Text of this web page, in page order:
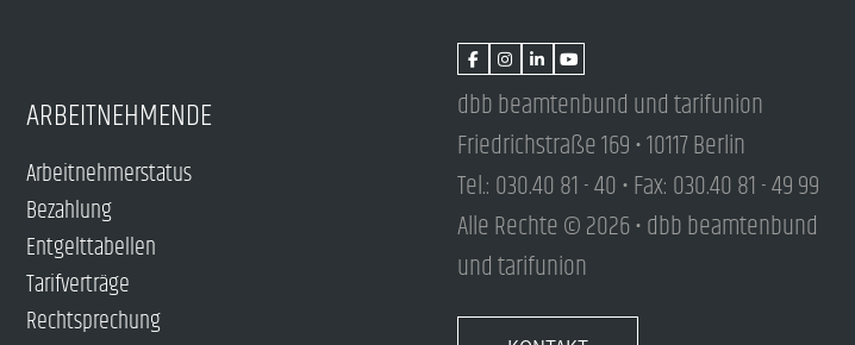
ARBEITNEHMENDE
Arbeitnehmerstatus
Bezahlung
Entgelttabellen
Tarifverträge
Rechtsprechung
dbb beamtenbund und tarifunion
Friedrichstraße 169 • 10117 Berlin
Tel.: 030.40 81 - 40 • Fax: 030.40 81 - 49 99
Alle Rechte © 2026 • dbb beamtenbund
und tarifunion